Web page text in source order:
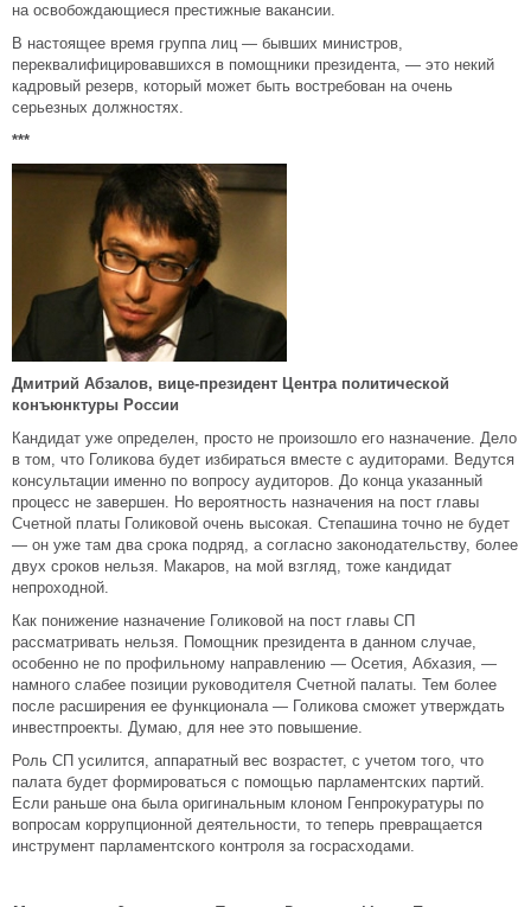
на освобождающиеся престижные вакансии.
В настоящее время группа лиц — бывших министров,
переквалифицировавшихся в помощники президента, — это некий
кадровый резерв, который может быть востребован на очень
серьезных должностях.
***
Дмитрий Абзалов, вице-президент Центра политической
конъюнктуры России
Кандидат уже определен, просто не произошло его назначение. Дело
в том, что Голикова будет избираться вместе с аудиторами. Ведутся
консультации именно по вопросу аудиторов. До конца указанный
процесс не завершен. Но вероятность назначения на пост главы
Счетной платы Голиковой очень высокая. Степашина точно не будет
— он уже там два срока подряд, а согласно законодательству, более
двух сроков нельзя. Макаров, на мой взгляд, тоже кандидат
непроходной.
Как понижение назначение Голиковой на пост главы СП
рассматривать нельзя. Помощник президента в данном случае,
особенно не по профильному направлению — Осетия, Абхазия, —
намного слабее позиции руководителя Счетной палаты. Тем более
после расширения ее функционала — Голикова сможет утверждать
инвестпроекты. Думаю, для нее это повышение.
Роль СП усилится, аппаратный вес возрастет, с учетом того, что
палата будет формироваться с помощью парламентских партий.
Если раньше она была оригинальным клоном Генпрокуратуры по
вопросам коррупционной деятельности, то теперь превращается
инструмент парламентского контроля за госрасходами.